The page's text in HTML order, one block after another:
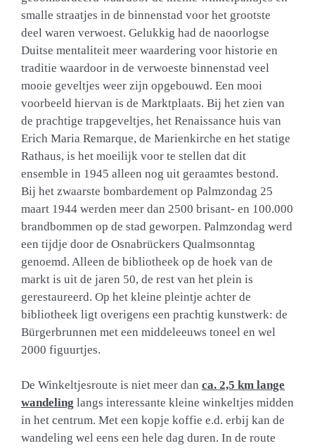
smalle straatjes in de binnenstad voor het grootste
deel waren verwoest. Gelukkig had de naoorlogse
Duitse mentaliteit meer waardering voor historie en
traditie waardoor in de verwoeste binnenstad veel
mooie geveltjes weer zijn opgebouwd. Een mooi
voorbeeld hiervan is de Marktplaats. Bij het zien van
de prachtige trapgeveltjes, het Renaissance huis van
Erich Maria Remarque, de Marienkirche en het statige
Rathaus, is het moeilijk voor te stellen dat dit
ensemble in 1945 alleen nog uit geraamtes bestond.
Bij het zwaarste bombardement op Palmzondag 25
maart 1944 werden meer dan 2500 brisant- en 100.000
brandbommen op de stad geworpen. Palmzondag werd
een tijdje door de Osnabrückers Qualmsonntag
genoemd. Alleen de bibliotheek op de hoek van de
markt is uit de jaren 50, de rest van het plein is
gerestaureerd. Op het kleine pleintje achter de
bibliotheek ligt overigens een prachtig kunstwerk: de
Bürgerbrunnen met een middeleeuws toneel en wel
2000 figuurtjes.
De Winkeltjesroute is niet meer dan ca. 2,5 km lange
wandeling langs interessante kleine winkeltjes midden
in het centrum. Met een kopje koffie e.d. erbij kan de
wandeling wel eens een hele dag duren. In de route